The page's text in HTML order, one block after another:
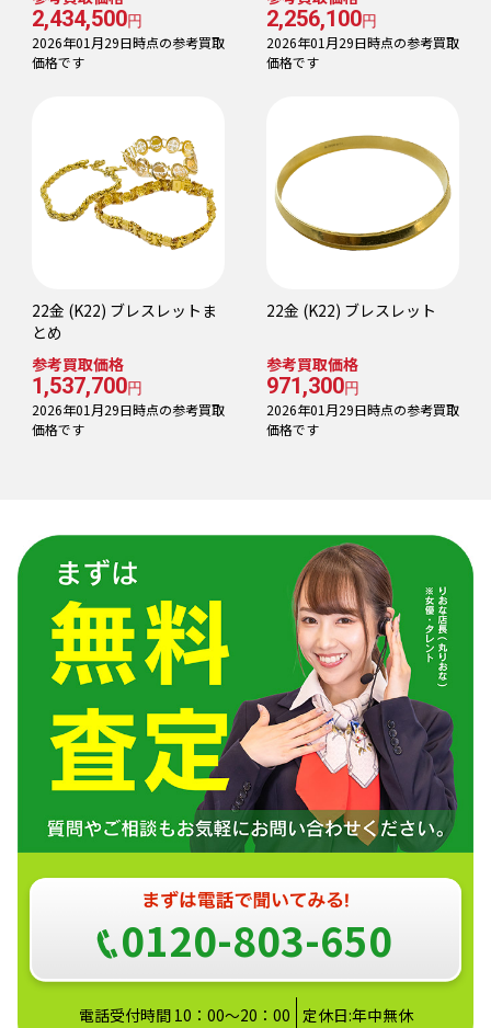
2,434,500円
2026年01月29日時点の参考買取
価格です
2,256,100円
2026年01月29日時点の参考買取
価格です
22金 (K22) ブレスレットま
とめ
参考買取価格
1,537,700円
2026年01月29日時点の参考買取
価格です
22金 (K22) ブレスレット
参考買取価格
971,300円
2026年01月29日時点の参考買取
価格です
0120-803-650
電話受付時間 10：00～20：00 定休日:年中無休